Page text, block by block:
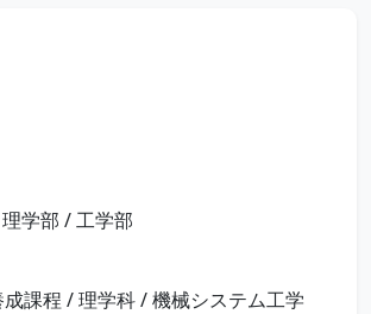
学部 / 工学部
課程 / 理学科 / 機械システム工学